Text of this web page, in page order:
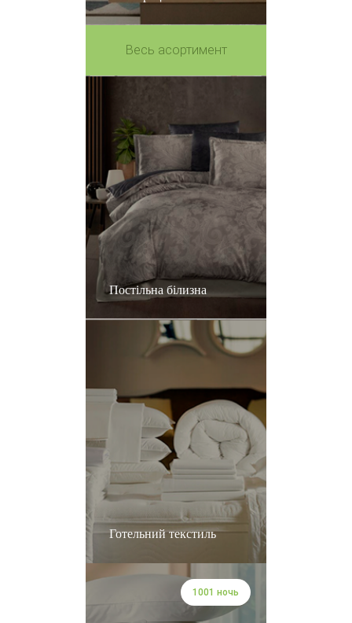
Весь асортимент
Постільна білизна
Готельний текстиль
1001 ночь